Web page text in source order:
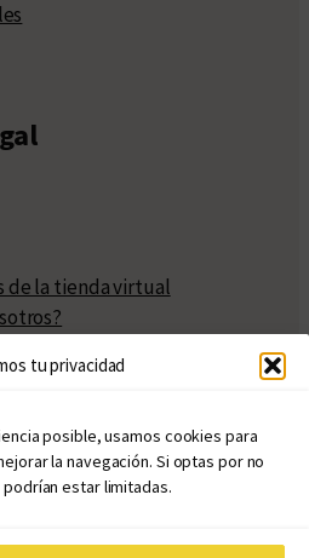
tu privacidad
posible, usamos cookies para
la navegación. Si optas por no
estar limitadas.
de la tienda virtual